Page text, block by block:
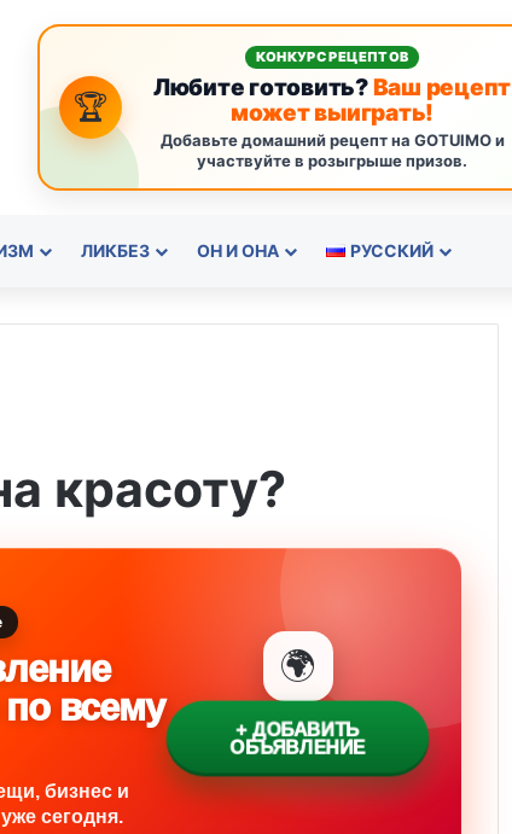
🏆
КОНКУРС РЕЦЕПТОВ
Любите готовить?Ваш рецепт
может выиграть!
Добавьте домашний рецепт на GOTUIMO и
участвуйте в розыгрыше призов.
ЛИКБЕЗ ОН И ОНА РУССКИЙ
красоту?
всему
бизнес и
сегодня.
🌍
+ ДОБАВИТЬ
ОБЪЯВЛЕНИЕ